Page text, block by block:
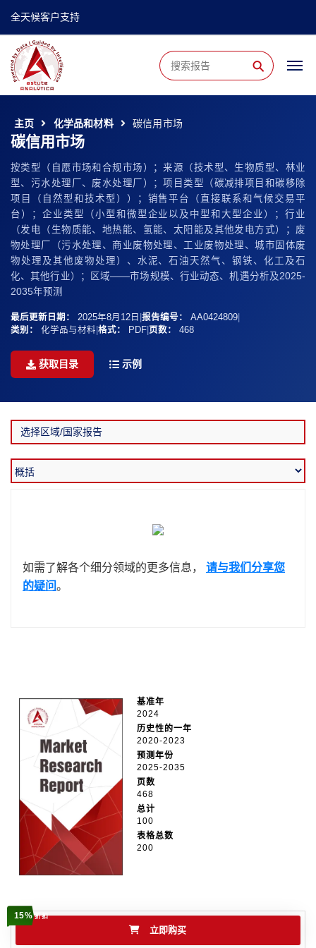
全天候客户支持
⚲
主页 化学品和材料 碳信用市场
碳信用市场
按类型（自愿市场和合规市场）；来源（技术型、生物质型、林业
型、污水处理厂、废水处理厂）；项目类型（碳减排项目和碳移除
项目（自然型和技术型））；销售平台（直接联系和气候交易平
台）；企业类型（小型和微型企业以及中型和大型企业）；行业
（发电（生物质能、地热能、氢能、太阳能及其他发电方式）；废
物处理厂（污水处理、商业废物处理、工业废物处理、城市固体废
物处理及其他废物处理）、水泥、石油天然气、钢铁、化工及石
化、其他行业）；区域——市场规模、行业动态、机遇分析及2025-
2035年预测
最后更新日期： 2025年8月12日 报告编号： AA0424809
类别：
化学品与材料 格式： PDF 页数： 468
获取目录 示例
如需了解各个细分领域的更多信息， 请与我们分享您
的疑问。
基准年
2024
历史性的一年
2020-2023
预测年份
2025-2035
页数
468
总计
100
表格总数
200
15%折扣
立即购买